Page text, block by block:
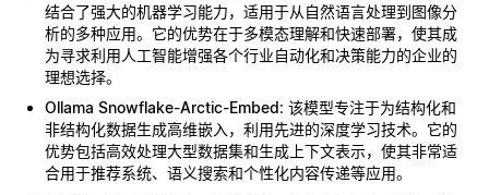
结合了强大的机器学习能力，适用于从自然语言处理到图像分
析的多种应用。它的优势在于多模态理解和快速部署，使其成
为寻求利用人工智能增强各个行业自动化和决策能力的企业的
理想选择。
Ollama Snowflake-Arctic-Embed: 该模型专注于为结构化和
非结构化数据生成高维嵌入，利用先进的深度学习技术。它的
优势包括高效处理大型数据集和生成上下文表示，使其非常适
合用于推荐系统、语义搜索和个性化内容传递等应用。